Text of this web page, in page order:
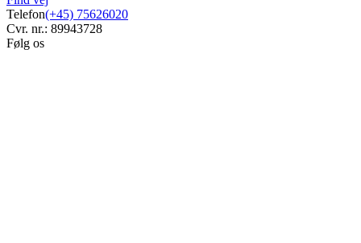
Telefon(+45) 75626020
Cvr. nr.: 89943728
Følg os